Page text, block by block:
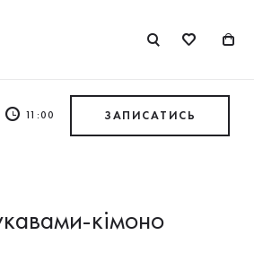
11:00 ЗАПИСАТИСЬ
кімоно